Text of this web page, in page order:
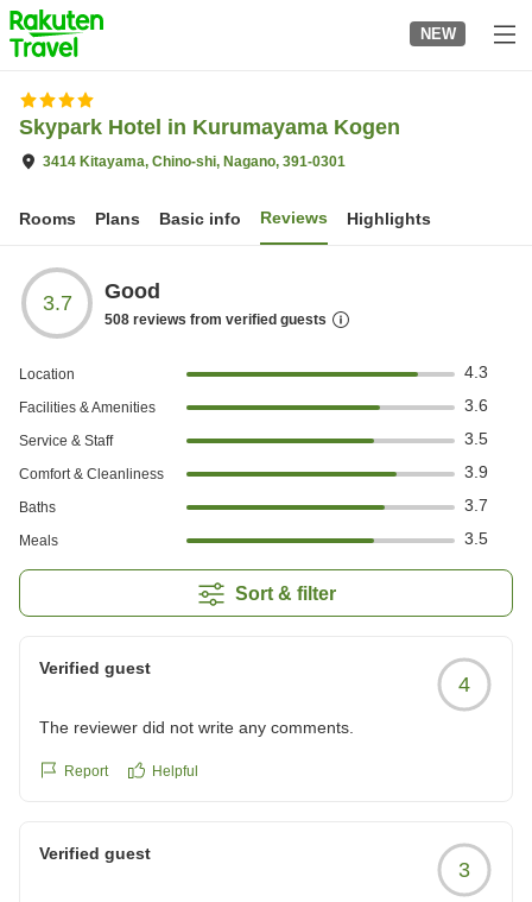
to
top
page
NEW
Skypark Hotel in Kurumayama Kogen
3414 Kitayama, Chino-shi, Nagano, 391-0301
Rooms Plans Basic info Reviews Highlights
3.7 Good
508 reviews from verified guests
Location 4.3
Facilities & Amenities 3.6
Service & Staff 3.5
Comfort & Cleanliness 3.9
Baths 3.7
Meals 3.5
Sort & filter
Verified guest
4
The reviewer did not write any comments.
Report Helpful
Verified guest
3